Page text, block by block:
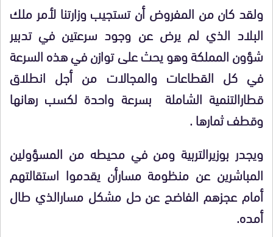
ولقد كان من المفروض أن تستجيب وزارتنا لأمر ملك
البلاد الذي لم يرض عن وجود سرعتين في تدبير
شؤون المملكة وهو يحث على توازن في هذه السرعة
في كل القطاعات والمجالات من أجل انطلاق
قطارالتنمية الشاملة بسرعة واحدة لكسب رهانها
وقطف ثمارها .
ويجدر بوزيرالتربية ومن في محيطه من المسؤولين
المباشرين عن منظومة مسارأن يقدموا استقالتهم
أمام عجزهم الفاضح عن حل مشكل مسارالذي طال
أمده.